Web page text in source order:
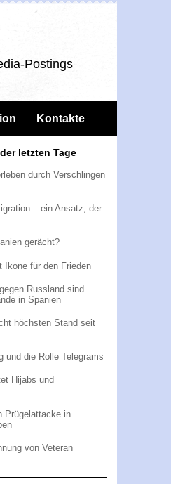
Postings
Kontakte
letzten Tage
durch Verschlingen
– ein Ansatz, der
gerächt?
Ikone für den Frieden
Russland sind
in Spanien
höchsten Stand seit
und die Rolle Telegrams
Hijabs und
Prügelattacke in
von Veteran